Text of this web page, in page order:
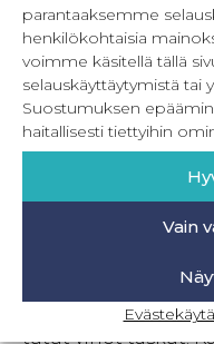
parantaaksemme
henkilökohtaisia
voimme käsitellä tällä
selauskäyttäytymistä tai
Suostumuksen
haitallisesti tiettyihin
Vain
upeaa mallia lisää.
eri pituutta, lyhyt
pepun peittävä.
Kaavapaketista
joka ulottuu
malli leggareiden
perinteinen huppu,
hiippahuppu sekä
kaulus sekä tyylikäs
4 erilaista taskua:
suorakulmio sekä
tutut vinot taskut.